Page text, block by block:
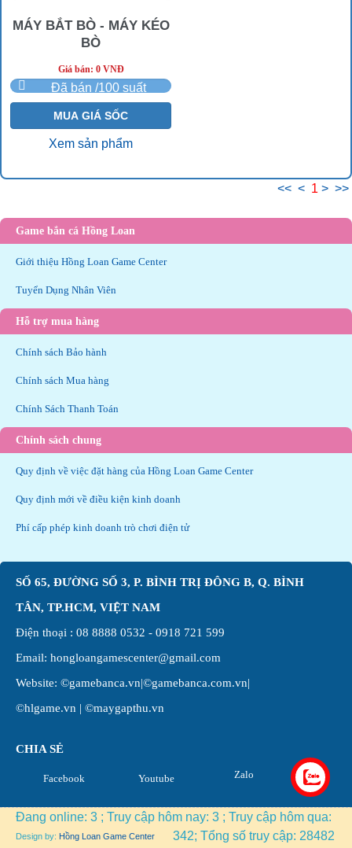
MÁY BẮT BÒ - MÁY KÉO
BÒ
Giá bán: 0 VNĐ
Đã bán /100 suất
MUA GIÁ SỐC
Xem sản phẩm
<< < 1 > >>
Game bắn cá Hồng Loan
Giới thiệu Hồng Loan Game Center
Tuyển Dụng Nhân Viên
Hỗ trợ mua hàng
Chính sách Bảo hành
Chính sách Mua hàng
Chính Sách Thanh Toán
Chính sách chung
Quy định về việc đặt hàng của Hồng Loan Game Center
Quy định mới về điều kiện kinh doanh
Phí cấp phép kinh doanh trò chơi điện tử
SỐ 65, ĐƯỜNG SỐ 3, P. BÌNH TRỊ ĐÔNG B, Q. BÌNH
TÂN, TP.HCM, VIỆT NAM
Điện thoại : 08 8888 0532 - 0918 721 599
Email: hongloangamescenter@gmail.com
Website: ©gamebanca.vn|©gamebanca.com.vn|
©hlgame.vn | ©maygapthu.vn
CHIA SẺ
Facebook Youtube Zalo
Đang online: 3 ; Truy cập hôm nay: 3 ; Truy cập hôm qua:
342; Tổng số truy cập: 28482
Design by: Hồng Loan Game Center